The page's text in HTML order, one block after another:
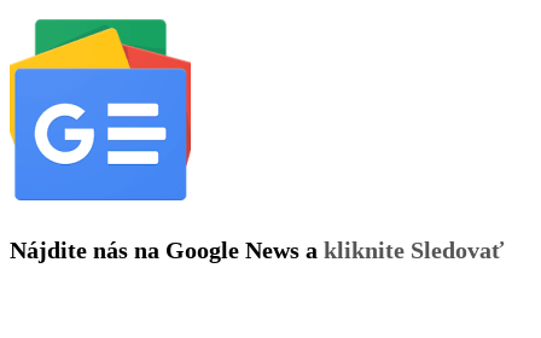
Nájdite nás na Google News a kliknite Sledovať